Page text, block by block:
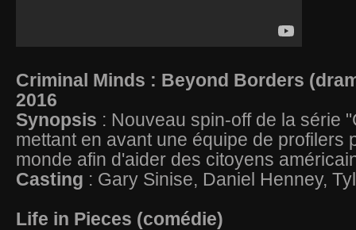
Criminal Minds : Beyond Borders
2016
Synopsis : Nouveau spin-off de la série
mettant en avant une équipe de profilers
monde afin d'aider des citoyens
Casting : Gary Sinise, Daniel Henney,
Life in Pieces (comédie)